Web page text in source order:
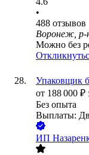
•
488 отзывов
Воронеж, р-
Можно без
Упаковщик
от 188 000 ₽
Без опыта
Выплаты:
ИП